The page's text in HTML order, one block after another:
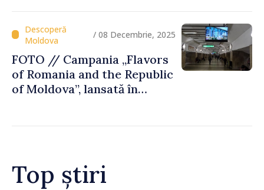
Gastronomice
/ 08 Decembrie, 2025
FOTO // Campania „Flavors
of Romania and the Republic
of Moldova”, lansată în
Top știri